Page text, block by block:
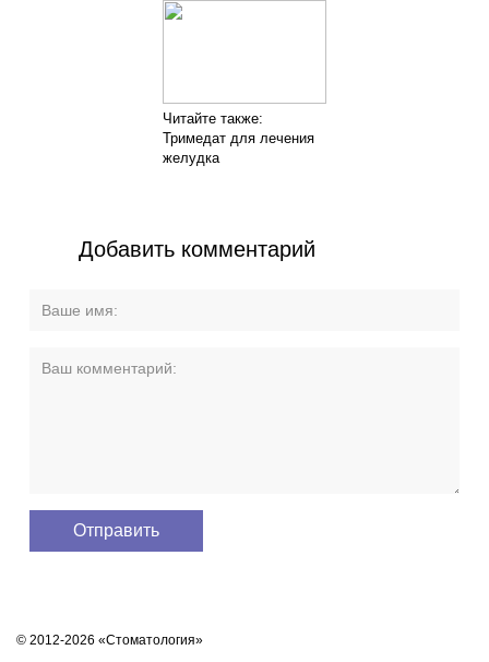
Читайте также:
Тримедат для лечения
желудка
Добавить комментарий
© 2012-2026 «Стоматология»